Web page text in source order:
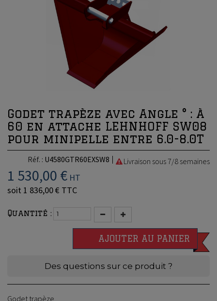
Godet trapèze avec Angle ° : à
60 en attache LEHNHOFF SW08
pour minipelle entre 6.0-8.0T
Livraison sous 7/8 semaines
Réf. : U4580GTR60EXSW8
1 530,00 € HT
soit 1 836,00 € TTC
Quantité :
AJOUTER AU PANIER
Des questions sur ce produit ?
Godet trapèze